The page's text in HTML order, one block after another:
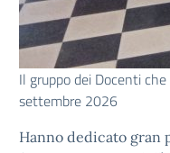
Il gruppo dei Docenti
settembre 2026
Hanno dedicato gran